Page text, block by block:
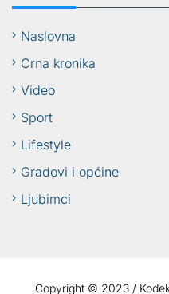
Naslovna
Crna kronika
Video
Sport
Lifestyle
Gradovi i općine
Ljubimci
Copyright © 2023 /